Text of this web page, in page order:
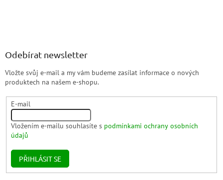
Odebírat newsletter
Vložte svůj e-mail a my vám budeme zasílat informace o nových
produktech na našem e-shopu.
E-mail
Vložením e-mailu souhlasíte s podmínkami ochrany osobních
údajů
PŘIHLÁSIT SE